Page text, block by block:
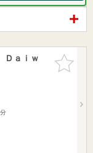
お気に入
りに追加
ａｉｗ